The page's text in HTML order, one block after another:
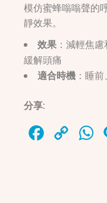
模仿蜜蜂嗡嗡聲的
靜效果。
效果 ：減輕焦
緩解頭痛
適合時機 ：睡
分享:
Facebook
Copy